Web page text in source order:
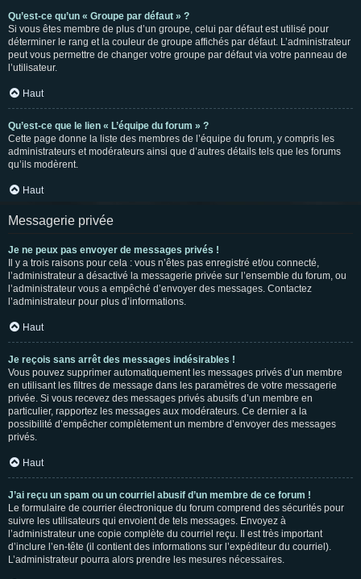
Qu’est-ce qu’un « Groupe par défaut » ?
Si vous êtes membre de plus d’un groupe, celui par défaut est utilisé pour
déterminer le rang et la couleur de groupe affichés par défaut. L’administrateur
peut vous permettre de changer votre groupe par défaut via votre panneau de
l’utilisateur.
Haut
Qu’est-ce que le lien « L’équipe du forum » ?
Cette page donne la liste des membres de l’équipe du forum, y compris les
administrateurs et modérateurs ainsi que d’autres détails tels que les forums
qu’ils modèrent.
Haut
Messagerie privée
Je ne peux pas envoyer de messages privés !
Il y a trois raisons pour cela : vous n’êtes pas enregistré et/ou connecté,
l’administrateur a désactivé la messagerie privée sur l’ensemble du forum, ou
l’administrateur vous a empêché d’envoyer des messages. Contactez
l’administrateur pour plus d’informations.
Haut
Je reçois sans arrêt des messages indésirables !
Vous pouvez supprimer automatiquement les messages privés d’un membre
en utilisant les filtres de message dans les paramètres de votre messagerie
privée. Si vous recevez des messages privés abusifs d’un membre en
particulier, rapportez les messages aux modérateurs. Ce dernier a la
possibilité d’empêcher complètement un membre d’envoyer des messages
privés.
Haut
J’ai reçu un spam ou un courriel abusif d’un membre de ce forum !
Le formulaire de courrier électronique du forum comprend des sécurités pour
suivre les utilisateurs qui envoient de tels messages. Envoyez à
l’administrateur une copie complète du courriel reçu. Il est très important
d’inclure l’en-tête (il contient des informations sur l’expéditeur du courriel).
L’administrateur pourra alors prendre les mesures nécessaires.